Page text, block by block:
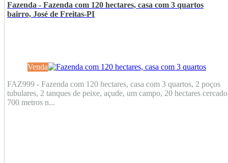
Fazenda - Fazenda com 120 hectares, casa com 3 quartos
bairro, José de Freitas-PI
Venda
FAZ999 - Fazenda com 120 hectares, casa com 3 quartos, 2 poços
tubulares, 2 tanques de peixe, açude, um campo, 20 hectares
700 metros n...